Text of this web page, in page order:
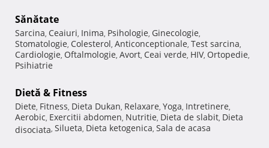
Sănătate
Sarcina, Ceaiuri, Inima, Psihologie, Ginecologie,
Stomatologie, Colesterol, Anticonceptionale, Test sarcina,
Cardiologie, Oftalmologie, Avort, Ceai verde, HIV, Ortopedie,
Psihiatrie
Dietă & Fitness
Diete, Fitness, Dieta Dukan, Relaxare, Yoga, Intretinere,
Aerobic, Exercitii abdomen, Nutritie, Dieta de slabit, Dieta
disociata, Silueta, Dieta ketogenica, Sala de acasa